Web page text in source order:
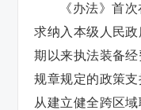
《办法》首
求纳入本级人民
期以来执法装备经
规章规定的政策支
从建立健全跨区